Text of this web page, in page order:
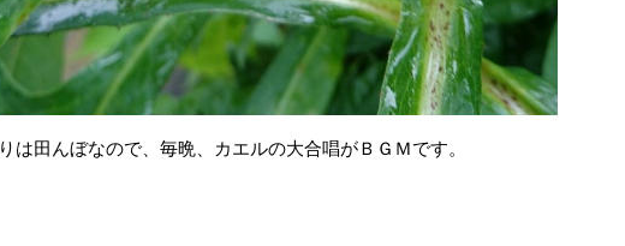
は田んぼなので、毎晩、カエルの大合唱がＢＧＭです。